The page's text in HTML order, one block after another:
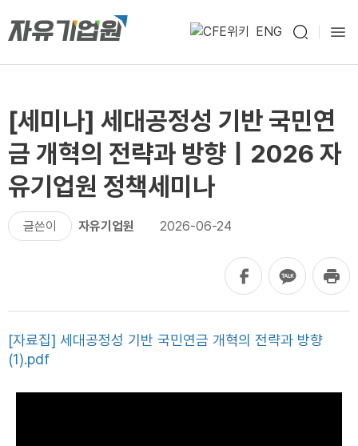
ENG
[세미나] 세대공정성 기반 국민연
금 개혁의 전략과 방향｜2026 자
유기업원 정책세미나
글쓴이 자유기업원 2026-06-24
[자료집] 세대공정성 기반 국민연금 개혁의 전략과 방향
(1).pdf